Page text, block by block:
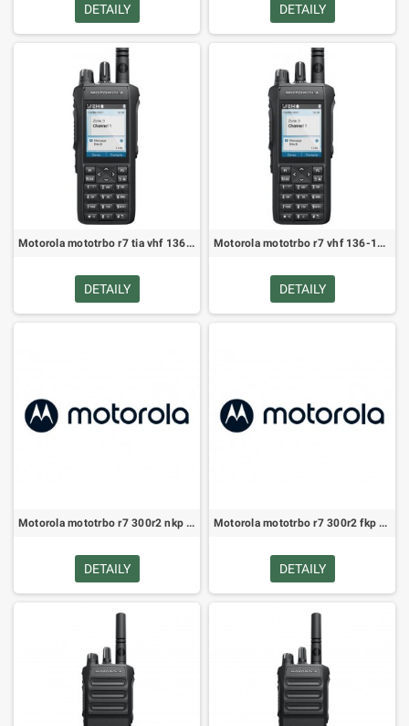
DETAILY DETAILY
Motorola mototrbo r7 tia vhf 136-174 MHz Plná klávesnica Digitálne rádio bt wifi gnss premium pra302heg (MDH06JDN9XA1AN)
DETAILY
Motorola mototrbo r7 vhf 136-174 MHz Digitálne prenosné rádio s plnou klávesnicou, bt wifi gnss premium pra302heg (MDH06JDN9XA2A
DETAILY
Motorola mototrbo r7 300r2 nkp bt wifi gnss schopný pra802ce (MDH06NDC9WA2AN)
DETAILY
Motorola mototrbo r7 300r2 fkp bt wifi gnss premium pra802he (MDH06NDN9RA2AN)
DETAILY